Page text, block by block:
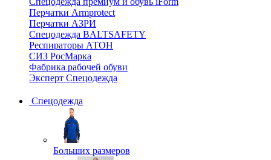
Перчатки Armprotect
Перчатки АЗРИ
Спецодежда BALTSAFETY
Респираторы АТОН
СИЗ РосМарка
Фабрика рабочей обуви
Эксперт Спецодежда
Спецодежда
Больших размеров